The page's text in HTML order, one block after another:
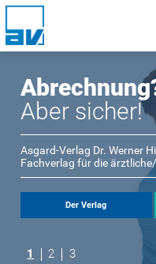
1 2 3
Aber sicher!
Asgard-Verlag Dr. Werner
Fachverlag für die
Der Verlag